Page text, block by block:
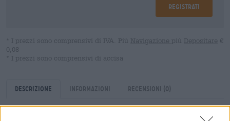
Registrati
* I prezzi sono comprensivi di IVA. Più Navigazione più Depositare €
0,08
* I prezzi sono comprensivi di accisa
Descrizione Informazioni Recensioni (0)